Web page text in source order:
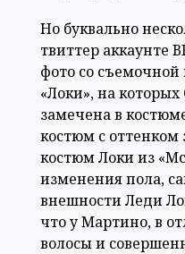
Но буквально
твиттер аккаунте
фото со
«Локи», на
замечена в
костюм с оттенком
костюм Локи из
изменения пола,
внешности Леди
что у Мартино, в
волосы и